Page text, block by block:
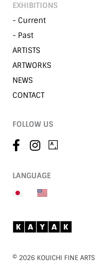
EXHIBITIONS
- Current
- Past
ARTISTS
ARTWORKS
NEWS
CONTACT
FOLLOW US
LANGUAGE
©︎ 2026 KOUICHI FINE ARTS